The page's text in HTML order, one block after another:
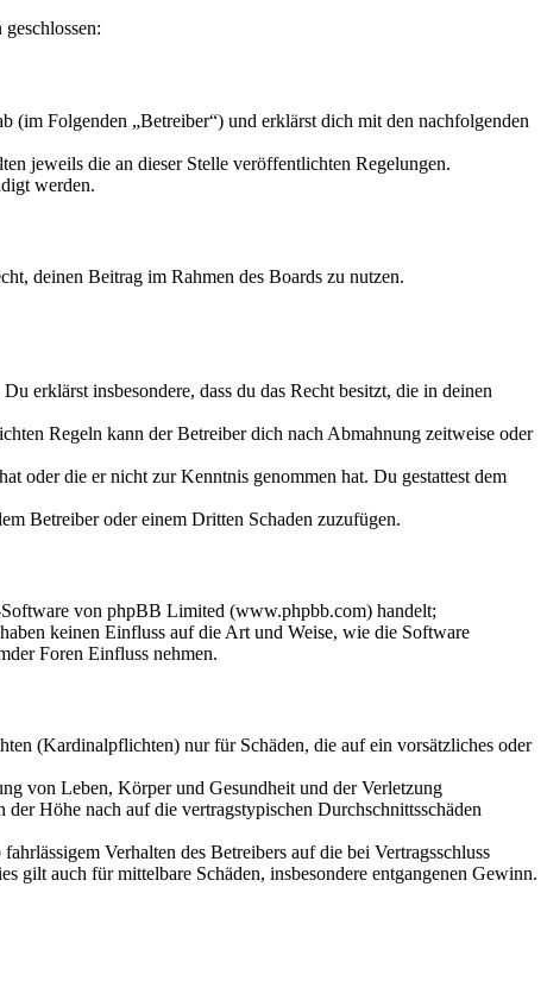
(im Folgenden „Betreiber“) und erklärst dich mit den nachfolgenden
jeweils die an dieser Stelle veröffentlichten Regelungen.
werden.
deinen Beitrag im Rahmen des Boards zu nutzen.
erklärst insbesondere, dass du das Recht besitzt, die in deinen
Regeln kann der Betreiber dich nach Abmahnung zeitweise oder
oder die er nicht zur Kenntnis genommen hat. Du gestattest dem
Betreiber oder einem Dritten Schaden zuzufügen.
von phpBB Limited (www.phpbb.com) handelt;
keinen Einfluss auf die Art und Weise, wie die Software
Foren Einfluss nehmen.
(Kardinalpflichten) nur für Schäden, die auf ein vorsätzliches oder
von Leben, Körper und Gesundheit und der Verletzung
Höhe nach auf die vertragstypischen Durchschnittsschäden
Verhalten des Betreibers auf die bei Vertragsschluss
gilt auch für mittelbare Schäden, insbesondere entgangenen Gewinn.